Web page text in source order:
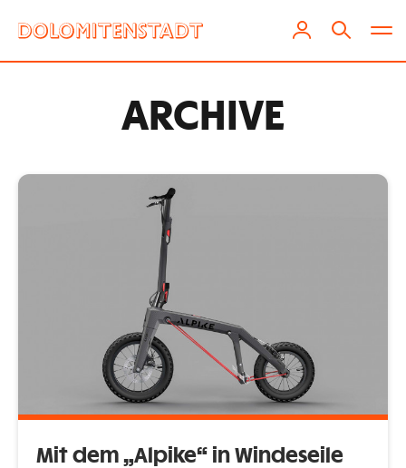
ARCHIVE
Mit dem „Alpike“ in Windeseile